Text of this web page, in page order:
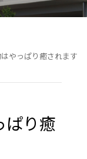
はやっぱり癒されます
ぱり癒